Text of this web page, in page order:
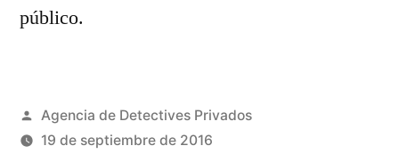
público.
Agencia de Detectives Privados
19 de septiembre de 2016